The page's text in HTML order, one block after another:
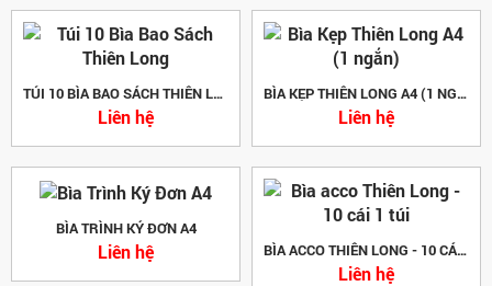
TÚI 10 BÌA BAO SÁCH THIÊN LONG
Liên hệ
BÌA KẸP THIÊN LONG A4 (1 NGẮN)
Liên hệ
BÌA TRÌNH KÝ ĐƠN A4
Liên hệ BÌA ACCO THIÊN LONG - 10 CÁI 1 TÚI
Liên hệ